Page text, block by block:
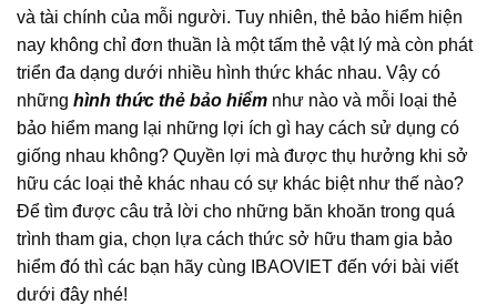
và tài chính của mỗi người. Tuy nhiên, thẻ bảo hiểm hiện
nay không chỉ đơn thuần là một tấm thẻ vật lý mà còn phát
triển đa dạng dưới nhiều hình thức khác nhau. Vậy có
những hình thức thẻ bảo hiểm như nào và mỗi loại thẻ
bảo hiểm mang lại những lợi ích gì hay cách sử dụng có
giống nhau không? Quyền lợi mà được thụ hưởng khi sở
hữu các loại thẻ khác nhau có sự khác biệt như thế nào?
Để tìm được câu trả lời cho những băn khoăn trong quá
trình tham gia, chọn lựa cách thức sở hữu tham gia bảo
hiểm đó thì các bạn hãy cùng IBAOVIET đến với bài viết
dưới đây nhé!